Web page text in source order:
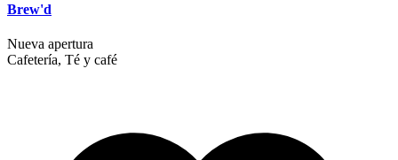
Brew'd
Nueva apertura
Cafetería, Té y café